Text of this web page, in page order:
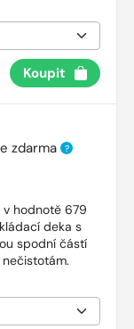
Koupit
zdarma ?
v hodnotě 679
deka s
spodní částí